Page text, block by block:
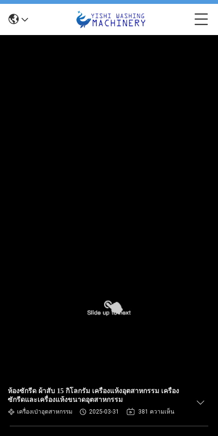
ห้องซักรีด ผ้าสับ 15 กิโลกรัม เครื่องแห้งอุตสาหกรรม เครื่อง
ซักรีดและเครื่องแห้งขนาดอุตสาหกรรม
เครื่องเป่าอุตสาหกรรม 2025-03-31 381 ความเห็น